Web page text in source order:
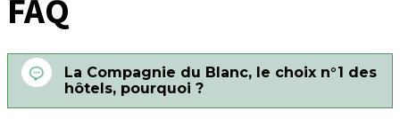
FAQ
La Compagnie du Blanc, le choix n°1 des
hôtels, pourquoi ?